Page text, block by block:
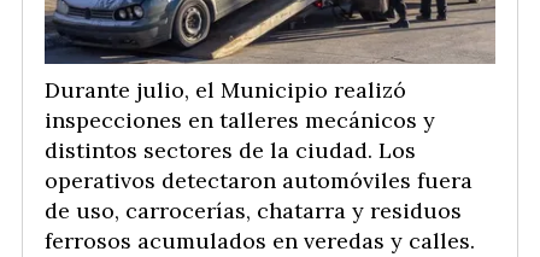
Durante julio, el Municipio realizó
inspecciones en talleres mecánicos y
distintos sectores de la ciudad. Los
operativos detectaron automóviles fuera
de uso, carrocerías, chatarra y residuos
ferrosos acumulados en veredas y calles.